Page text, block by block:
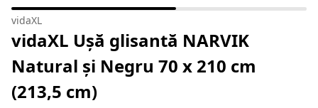
vidaXL
vidaXL Ușă glisantă NARVIK
Natural și Negru 70 x 210 cm
(213,5 cm)